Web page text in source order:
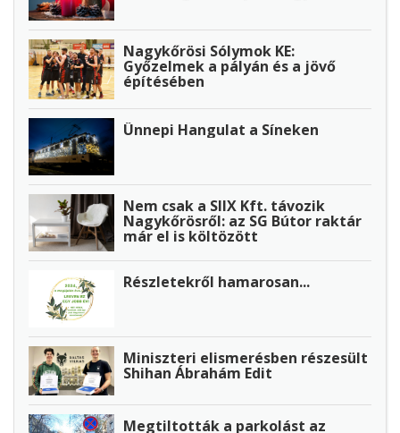
Nagykőrösi Sólymok KE:
Győzelmek a pályán és a jövő
építésében
Ünnepi Hangulat a Síneken
Nem csak a SIIX Kft. távozik
Nagykőrösről: az SG Bútor raktár
már el is költözött
Részletekről hamarosan...
Miniszteri elismerésben részesült
Shihan Ábrahám Edit
Megtiltották a parkolást az